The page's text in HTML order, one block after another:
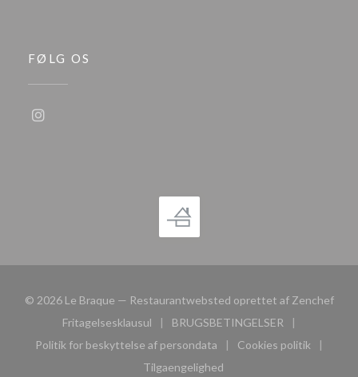
FØLG OS
© 2026 Le Braque — Restaurantwebsted oprettet af Zenchef
Fritagelsesklausul
((åbner i et nyt vindue))
BRUGSBETINGELSER
((åbner i et nyt vindue))
Politik for beskyttelse af persondata
((åbner i et nyt vindue))
Cookies politik
((åbner i et
Tilgaengelighed